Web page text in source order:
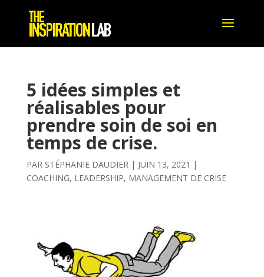
5 idées simples et
réalisables pour
prendre soin de soi en
temps de crise.
PAR STÉPHANIE DAUDIER| JUIN 13, 2021 |
COACHING, LEADERSHIP, MANAGEMENT DE CRISE